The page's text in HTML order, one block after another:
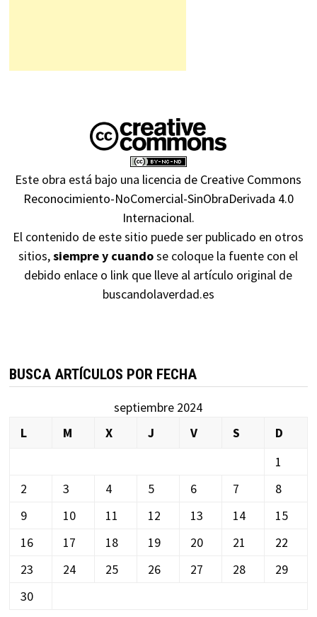
Este obra está bajo una licencia de Creative Commons
Reconocimiento-NoComercial-SinObraDerivada 4.0
Internacional.
El contenido de este sitio puede ser publicado en otros
sitios,siempre y cuandose coloque la fuente con el
debido enlace o link que lleve al artículo original de
buscandolaverdad.es
BUSCA ARTÍCULOS POR FECHA
septiembre 2024
L
M X J V S
D
1
2
3 4 5 6 7
8
9
10 11 12 13 14
15
16
17 18 19 20 21
22
23
24 25 26 27 28
29
30